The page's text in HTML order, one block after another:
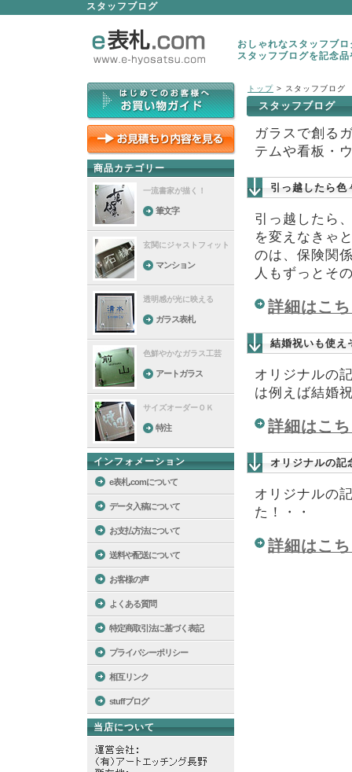
スタッフブログ
おしゃれなスタッフブ
スタッフブログを記念
トップ > スタッフブログ
スタッフブログ
ガラスで創る
テムや看板・
引っ越したら色
引っ越したら
を変えなきゃ
のは、保険関
人もずっとそ
詳細はこ
結婚祝いも使え
オリジナルの
は例えば結婚
詳細はこ
オリジナルの記
オリジナルの
た！・・
詳細はこ
商品カテゴリー
一流書家が描く！
筆文字
玄関にジャストフィット
マンション
透明感が光に映える
ガラス表札
色鮮やかなガラス工芸
アートガラス
サイズオーダーＯＫ
特注
インフォメーション
e表札.comについて
データ入稿について
お支払方法について
送料や配送について
お客様の声
よくある質問
特定商取引法に基づく表記
プライバシーポリシー
相互リンク
stuffブログ
当店について